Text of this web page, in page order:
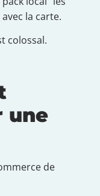
la carte.
colossal.
une
de